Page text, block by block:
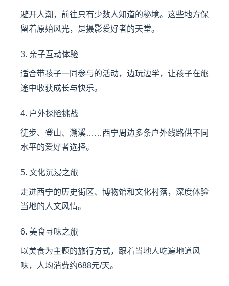
避开人潮，前往只有少数人知道的秘境。这些地方保
留着原始风光，是摄影爱好者的天堂。
3. 亲子互动体验
适合带孩子一同参与的活动，边玩边学，让孩子在旅
途中收获成长与快乐。
4. 户外探险挑战
徒步、登山、溯溪……西宁周边多条户外线路供不同
水平的爱好者选择。
5. 文化沉浸之旅
走进西宁的历史街区、博物馆和文化村落，深度体验
当地的人文风情。
6. 美食寻味之旅
以美食为主题的旅行方式，跟着当地人吃遍地道风
味，人均消费约688元/天。